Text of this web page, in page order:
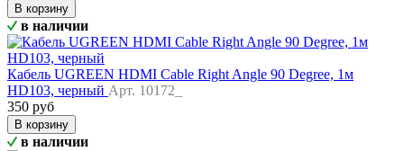
В корзину
в наличии
Кабель UGREEN HDMI Cable Right Angle 90 Degree, 1м
HD103, черный Арт. 10172_
350 руб
В корзину
в наличии